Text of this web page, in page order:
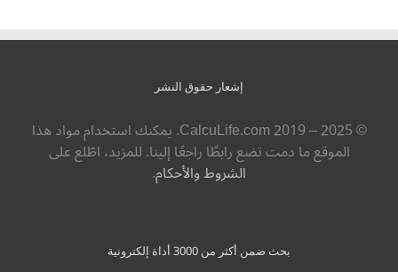
إشعار حقوق النشر
© ‎CalcuLife.com‎ 2019 – 2025. يمكنك استخدام مواد هذا
الموقع ما دمت تضع رابطًا راجعًا إلينا. للمزيد، اطّلع على
الشروط والأحكام.
بحث ضمن أكثر من 3000 أداة إلكترونية